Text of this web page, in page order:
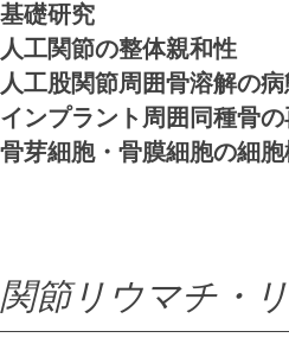
基礎研究
​人工関節の整体親和性
人工股関節周囲骨溶解の
インプラント周囲同種骨
骨芽細胞・骨膜細胞の細
関節リウマチ・